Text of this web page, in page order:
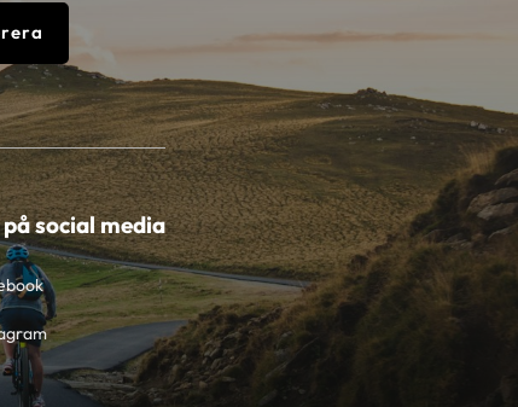
social media